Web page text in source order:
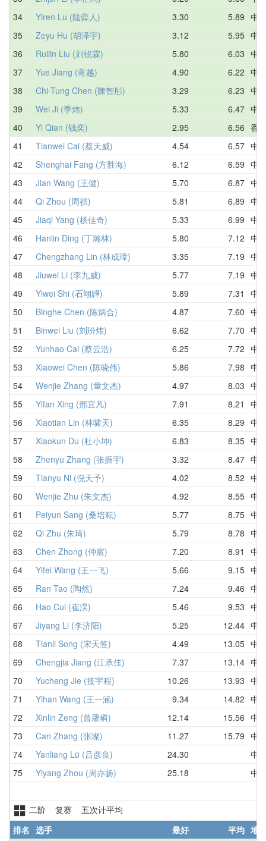
34
Yiren Lu (陆弈人) 3.30 5.89 中
35
Zeyu Hu (胡泽宇) 3.12 5.95 中
36
Ruilin Liu (刘锐霖) 5.80 6.03 中
37
Yue Jiang (蒋越) 4.90 6.22 中
38
Chi-Tung Chen (陳智彤) 3.29 6.23 中
39
Wei Ji (季炜) 5.33 6.47 中
40
Yi Qian (钱奕) 2.95 6.56 香
41
Tianwei Cai (蔡天威) 4.54 6.57 中
42
Shenghai Fang (方胜海) 6.12 6.59 中
43
Jian Wang (王健) 5.70 6.87 中
44
Qi Zhou (周祺) 5.81 6.89 中
45
Jiaqi Yang (杨佳奇) 5.33 6.99 中
46
Hanlin Ding (丁瀚林) 5.80 7.12 中
47
Chengzhang Lin (林成璋) 3.35 7.19 中
48
Jiuwei Li (李九威) 5.77 7.19 中
49
Yiwei Shi (石翊韡) 5.89 7.31
中
50
Binghe Chen (陈炳合) 4.87 7.60 中
51
Binwei Liu (刘玢炜) 6.62 7.70 中
52
Yunhao Cai (蔡云浩) 6.25 7.72 中
53
Xiaowei Chen (陈晓伟) 5.86 7.98 中
54
Wenjie Zhang (章文杰) 4.97 8.03 中
55
Yifan Xing (邢宜凡) 7.91 8.21
中
56
Xiaotian Lin (林啸天) 6.35 8.29 中
57
Xiaokun Du (杜小坤) 6.83 8.35 中
58
Zhenyu Zhang (张振宇) 3.32 8.47 中
59
Tianyu Ni (倪天予) 4.02 8.52 中
60
Wenjie Zhu (朱文杰) 4.92 8.55 中
61
Peiyun Sang (桑培耘) 5.77 8.75 中
62
Qi Zhu (朱琦) 5.79 8.78 中
63
Chen Zhong (仲宸) 7.20 8.91
中
64
Yifei Wang (王一飞) 5.66 9.15 中
65
Ran Tao (陶然) 7.24 9.46 中
66
Hao Cui (崔淏) 5.46 9.53 中
67
Jiyang Li (李济阳) 5.25 12.44 中
68
Tianli Song (宋天笠) 4.49 13.05 中
69
Chengjia Jiang (江承佳) 7.37 13.14 中
70
Yucheng Jie (接宇程) 10.26 13.93 中
71
Yihan Wang (王一涵) 9.34 14.82 中
72
Xinlin Zeng (曾馨嶙) 12.14 15.56 中
73
Can Zhang (张璨) 11.27 15.79 中
74
Yanliang Lü (吕彦良) 24.30
中
75
Yiyang Zhou (周亦扬) 25.18 中
二阶 复赛 五次计平均
排名 选手 最好 平均 地